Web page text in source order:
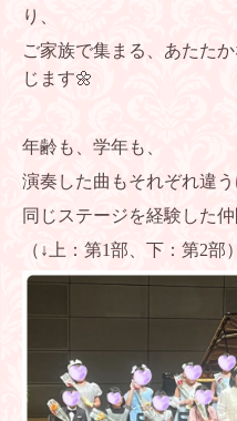
り、
ご家族で集まる、あたた
じます🌼
年齢も、学年も、
演奏した曲もそれぞれ違う
同じステージを経験した
（↓上：第1部、下：第2部）